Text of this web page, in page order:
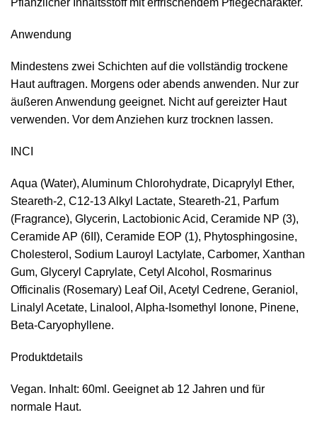
Pflanzlicher Inhaltsstoff mit erfrischendem Pflegecharakter.
Anwendung
Mindestens zwei Schichten auf die vollständig trockene
Haut auftragen. Morgens oder abends anwenden. Nur zur
äußeren Anwendung geeignet. Nicht auf gereizter Haut
verwenden. Vor dem Anziehen kurz trocknen lassen.
INCI
Aqua (Water), Aluminum Chlorohydrate, Dicaprylyl Ether,
Steareth-2, C12-13 Alkyl Lactate, Steareth-21, Parfum
(Fragrance), Glycerin, Lactobionic Acid, Ceramide NP (3),
Ceramide AP (6II), Ceramide EOP (1), Phytosphingosine,
Cholesterol, Sodium Lauroyl Lactylate, Carbomer, Xanthan
Gum, Glyceryl Caprylate, Cetyl Alcohol, Rosmarinus
Officinalis (Rosemary) Leaf Oil, Acetyl Cedrene, Geraniol,
Linalyl Acetate, Linalool, Alpha-Isomethyl Ionone, Pinene,
Beta-Caryophyllene.
Produktdetails
Vegan. Inhalt: 60ml. Geeignet ab 12 Jahren und für
normale Haut.